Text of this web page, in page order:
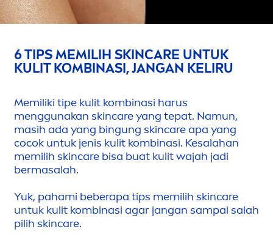
6 TIPS MEMILIH SKINCARE UNTUK
KULIT KOMBINASI, JANGAN KELIRU
Memiliki tipe kulit kombinasi harus
menggunakan skincareyang tepat. Namun,
masih ada yang bingung skincareapa yang
cocok untuk jenis kulit kombinasi. Kesalahan
memilih skincare bisa buat kulit wajah jadi
bermasalah.
Yuk, pahami beberapa tips memilih skincare
untuk kulit kombinasi agar jangan sampai salah
pilih skincare.